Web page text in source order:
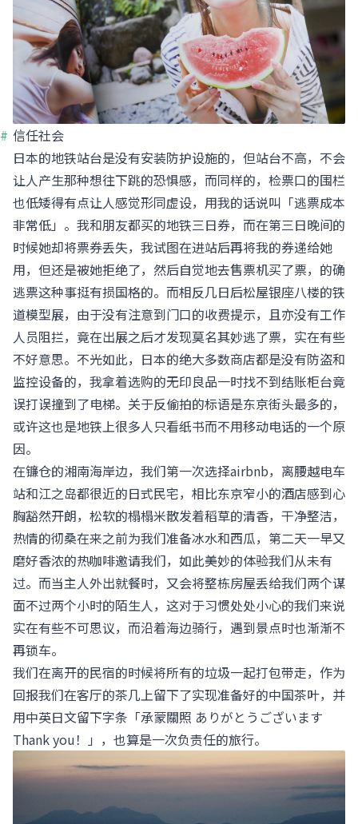
信任社会
日本的地铁站台是没有安装防护设施的，但站台不高，不会
让人产生那种想往下跳的恐惧感，而同样的，检票口的围栏
也低矮得有点让人感觉形同虚设，用我的话说叫「逃票成本
非常低」。我和朋友都买的地铁三日券，而在第三日晚间的
时候她却将票券丢失，我试图在进站后再将我的券递给她
用，但还是被她拒绝了，然后自觉地去售票机买了票，的确
逃票这种事挺有损国格的。而相反几日后松屋银座八楼的铁
道模型展，由于没有注意到门口的收费提示，且亦没有工作
人员阻拦，竟在出展之后才发现莫名其妙逃了票，实在有些
不好意思。不光如此，日本的绝大多数商店都是没有防盗和
监控设备的，我拿着选购的无印良品一时找不到结账柜台竟
误打误撞到了电梯。关于反偷拍的标语是东京街头最多的，
或许这也是地铁上很多人只看纸书而不用移动电话的一个原
因。
在镰仓的湘南海岸边，我们第一次选择airbnb，离腰越电车
站和江之岛都很近的日式民宅，相比东京窄小的酒店感到心
胸豁然开朗，松软的榻榻米散发着稻草的清香，干净整洁，
热情的彻桑在来之前为我们准备冰水和西瓜，第二天一早又
磨好香浓的热咖啡邀请我们，如此美妙的体验我们从未有
过。而当主人外出就餐时，又会将整栋房屋丢给我们两个谋
面不过两个小时的陌生人，这对于习惯处处小心的我们来说
实在有些不可思议，而沿着海边骑行，遇到景点时也渐渐不
再锁车。
我们在离开的民宿的时候将所有的垃圾一起打包带走，作为
回报我们在客厅的茶几上留下了实现准备好的中国茶叶，并
用中英日文留下字条「承蒙關照 ありがとうございます
Thank you！」，也算是一次负责任的旅行。